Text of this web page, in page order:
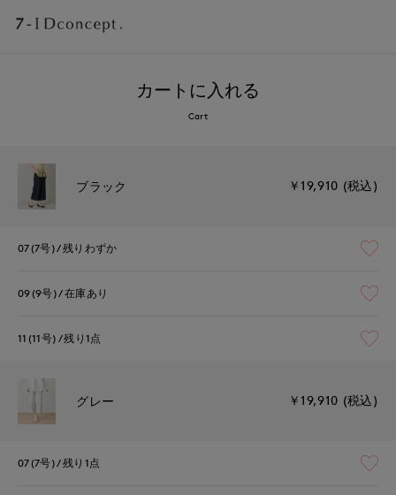
カートに入れる
Cart
ブラック ￥19,910 (税込)
07(7号) 残りわずか
09(9号) 在庫あり
11(11号) 残り1点
グレー ￥19,910 (税込)
07(7号) 残り1点